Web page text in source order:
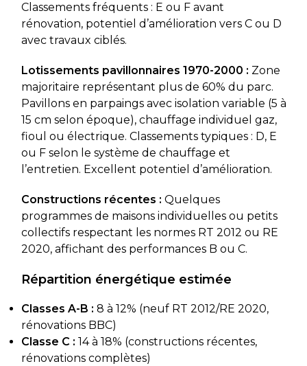
Classements fréquents : E ou F avant
rénovation, potentiel d’amélioration vers C ou D
avec travaux ciblés.
Lotissements pavillonnaires 1970-2000 : Zone
majoritaire représentant plus de 60% du parc.
Pavillons en parpaings avec isolation variable (5 à
15 cm selon époque), chauffage individuel gaz,
fioul ou électrique. Classements typiques : D, E
ou F selon le système de chauffage et
l’entretien. Excellent potentiel d’amélioration.
Constructions récentes : Quelques
programmes de maisons individuelles ou petits
collectifs respectant les normes RT 2012 ou RE
2020, affichant des performances B ou C.
Répartition énergétique estimée
Classes A-B : 8 à 12% (neuf RT 2012/RE 2020,
rénovations BBC)
Classe C : 14 à 18% (constructions récentes,
rénovations complètes)